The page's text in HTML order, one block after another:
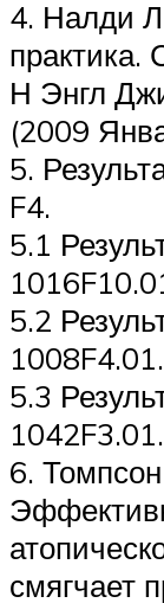
4. Налди
практика.
Н Энгл
(2009
5.
F4.
5.1
5.2
5.3
6.
смягчает